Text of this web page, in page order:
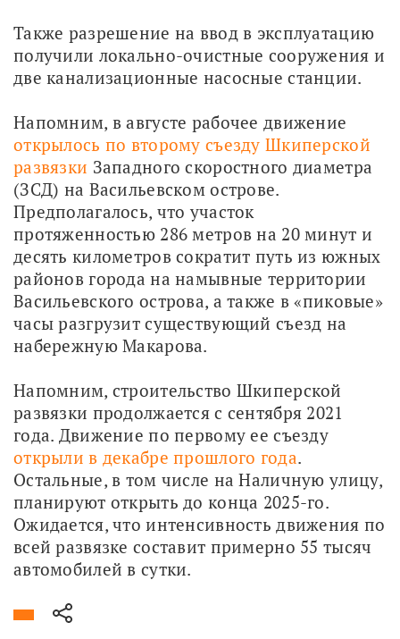
Также разрешение на ввод в эксплуатацию
получили локально-очистные сооружения и
две канализационные насосные станции.
открылось по второму съезду Шкиперской
развязки Западного скоростного диаметра
(ЗСД) на Васильевском острове.
Предполагалось, что участок
протяженностью 286 метров на 20 минут и
десять километров сократит путь из южных
районов города на намывные территории
Васильевского острова, а также в «пиковые»
часы разгрузит существующий съезд на
набережную Макарова.
Напомним, строительство Шкиперской
развязки продолжается с сентября 2021
года. Движение по первому ее съезду
открыли в декабре прошлого года.
Остальные, в том числе на Наличную улицу,
планируют открыть до конца 2025-го.
Ожидается, что интенсивность движения по
всей развязке составит примерно 55 тысяч
автомобилей в сутки.